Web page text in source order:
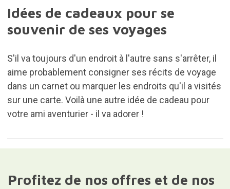
Idées de cadeaux pour se
souvenir de ses voyages
S'il va toujours d'un endroit à l'autre sans s'arrêter, il
aime probablement consigner ses récits de voyage
dans un carnetou marquer les endroits qu'il a visités
sur une carte. Voilà une autre idée de cadeau pour
votre ami aventurier - il va adorer !
Profitez de nos offres et de nos